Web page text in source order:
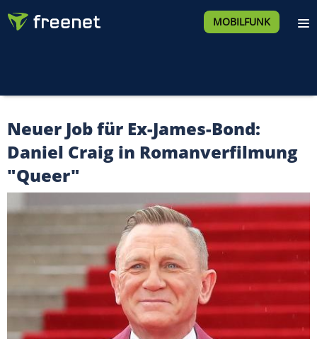
MOBILFUNK
Neuer Job für Ex-James-Bond:
Daniel Craig in Romanverfilmung
"Queer"